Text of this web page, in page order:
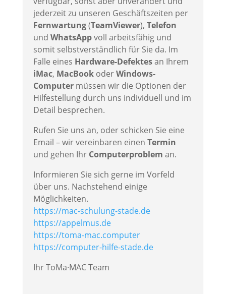
jederzeit zu unseren Geschäftszeiten per
Fernwartung(TeamViewer), Telefon
und WhatsAppvoll arbeitsfähig und
somit selbstverständlich für Sie da. Im
Falle eines Hardware-Defektesan Ihrem
iMac, MacBookoderWindows-
Computermüssen wir die Optionen der
Hilfestellung durch uns individuell und im
Detail besprechen.
Rufen Sie uns an, oder schicken Sie eine
Email – wir vereinbaren einen Termin
und gehen Ihr Computerproblem an.
Informieren Sie sich gerne im Vorfeld
über uns. Nachstehend einige
Möglichkeiten.
https://mac-schulung-stade.de
https://appelmus.de
https://toma-mac.computer
https://computer-hilfe-stade.de
Ihr ToMa·MAC Team